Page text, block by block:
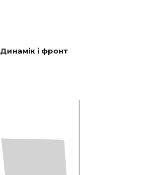
підключення до існуючих
App, Samsung App або
Якщо у вас є особливі
Динамік і фронт